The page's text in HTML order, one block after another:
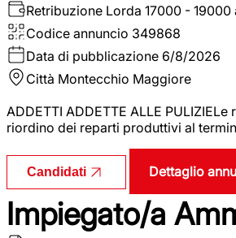
Retribuzione Lorda 17000 - 19000
Codice annuncio 349868
Data di pubblicazione 6/8/2026
Città Montecchio Maggiore
ADDETTI ADDETTE ALLE
riordino dei reparti produttivi al
Candidati Dettaglio
Impiegato/a